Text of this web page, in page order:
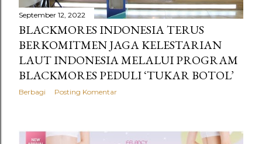
September 12, 2022
BLACKMORES INDONESIA TERUS
BERKOMITMEN JAGA KELESTARIAN
LAUT INDONESIA MELALUI PROGRAM
BLACKMORES PEDULI ‘TUKAR BOTOL’
Berbagi Posting Komentar